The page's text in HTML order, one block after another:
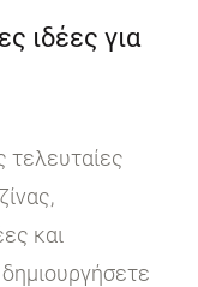
ιδέες για
τελευταίες
και